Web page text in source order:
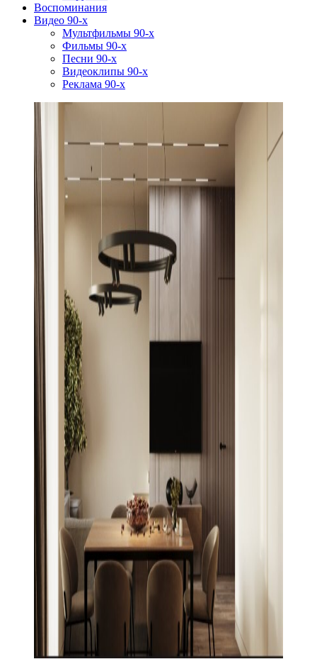
Воспоминания
Видео 90-х
Мультфильмы 90-х
Фильмы 90-х
Песни 90-х
Видеоклипы 90-х
Реклама 90-х